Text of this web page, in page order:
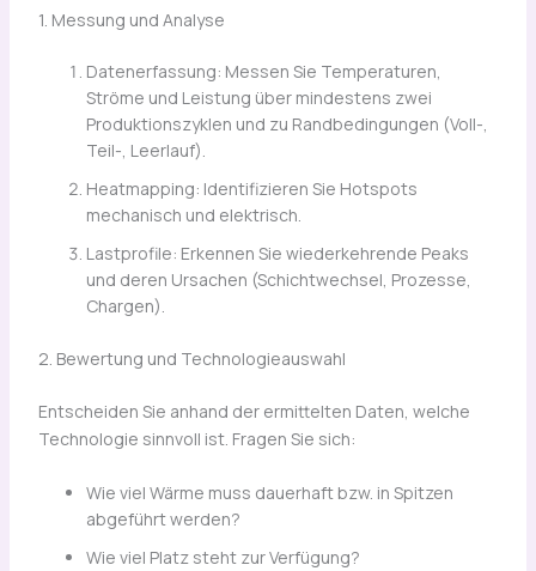
1. Messung und Analyse
Datenerfassung: Messen Sie Temperaturen,
Ströme und Leistung über mindestens zwei
Produktionszyklen und zu Randbedingungen (Voll-,
Teil-, Leerlauf).
Heatmapping: Identifizieren Sie Hotspots
mechanisch und elektrisch.
Lastprofile: Erkennen Sie wiederkehrende Peaks
und deren Ursachen (Schichtwechsel, Prozesse,
Chargen).
2. Bewertung und Technologieauswahl
Entscheiden Sie anhand der ermittelten Daten, welche
Technologie sinnvoll ist. Fragen Sie sich:
Wie viel Wärme muss dauerhaft bzw. in Spitzen
abgeführt werden?
Wie viel Platz steht zur Verfügung?